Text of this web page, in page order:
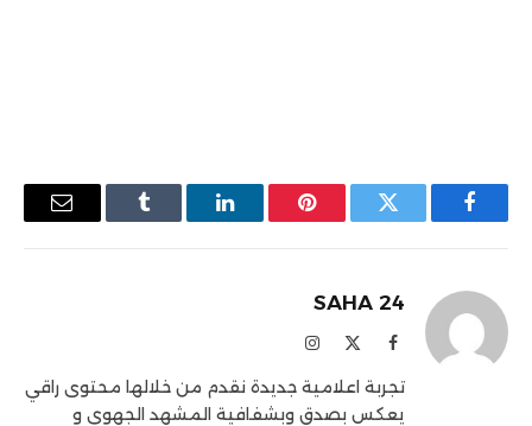
فيسبوك تويتر بينتيريستلينكدإن Tumblr
البريد
SAHA 24
فيسبوك الانستغرام
تجربة اعلامية جديدة نقدم من خلالها محتوى راقي
يعكس بصدق وبشفافية المشهد الجهوي و